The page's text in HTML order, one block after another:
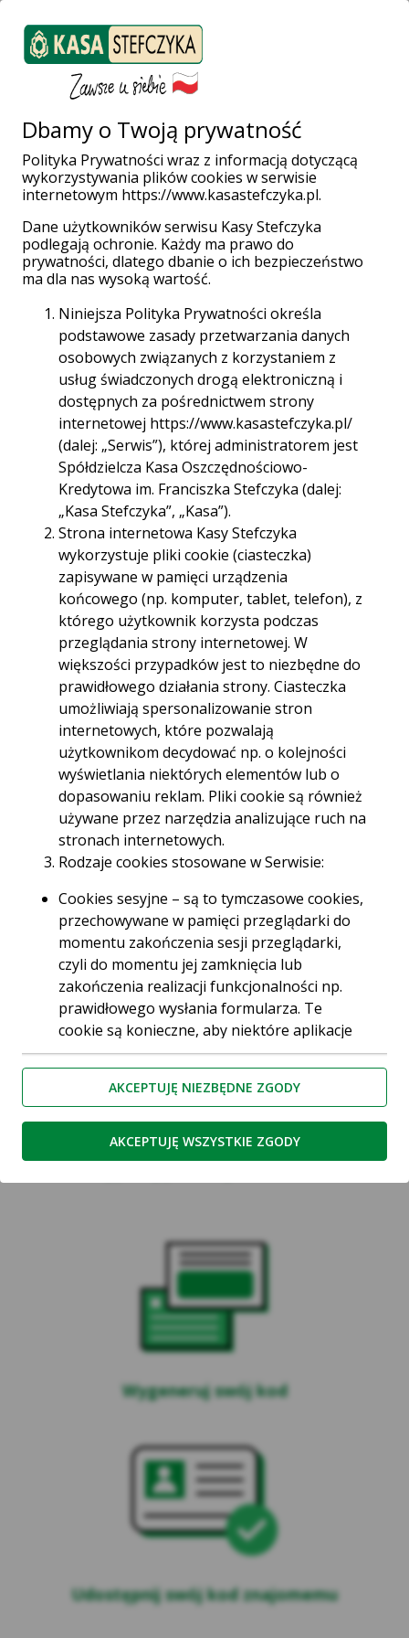
Weź pożyczkę
Załóż konto
Strona główna Klienci indywidualni
Promocje i konkursy
Promocja Poleć Nas
Zgarnij nawet
500 zł!
Zyskaj dodatkowe środki za polecanie usług
Kasy Stefczyka rodzinie i znajomym w
promocji POLEĆ NAS VII! Wystarczy, że
skorzystają oni z naszej oferty i przedstawią
wygenerowany przez Ciebie kod polecający.
Możesz zaprosić aż 10 osób. Za każdą z
nich otrzymasz 50 zł, łącznie nawet 500 zł!
Wystarczą 3 proste kroki, aby
skorzystać z promocji:
Wygeneruj swój kod
Udostępnij swój kod znajomemu
Dbamy o Twoją prywatność
Polityka Prywatności wraz z informacją dotyczącą
wykorzystywania plików cookies w serwisie
internetowym https://www.kasastefczyka.pl.
Dane użytkowników serwisu Kasy Stefczyka
podlegają ochronie. Każdy ma prawo do
prywatności, dlatego dbanie o ich bezpieczeństwo
ma dla nas wysoką wartość.
Niniejsza Polityka Prywatności określa
podstawowe zasady przetwarzania danych
osobowych związanych z korzystaniem z
usług świadczonych drogą elektroniczną i
dostępnych za pośrednictwem strony
internetowej https://www.kasastefczyka.pl/
(dalej: „Serwis”), której administratorem jest
Spółdzielcza Kasa Oszczędnościowo-
Kredytowa im. Franciszka Stefczyka (dalej:
„Kasa Stefczyka”, „Kasa”).
Strona internetowa Kasy Stefczyka
wykorzystuje pliki cookie (ciasteczka)
zapisywane w pamięci urządzenia
końcowego (np. komputer, tablet, telefon), z
którego użytkownik korzysta podczas
przeglądania strony internetowej. W
większości przypadków jest to niezbędne do
prawidłowego działania strony. Ciasteczka
umożliwiają spersonalizowanie stron
internetowych, które pozwalają
użytkownikom decydować np. o kolejności
wyświetlania niektórych elementów lub o
dopasowaniu reklam. Pliki cookie są również
używane przez narzędzia analizujące ruch na
stronach internetowych.
Rodzaje cookies stosowane w Serwisie:
Cookies sesyjne – są to tymczasowe cookies,
przechowywane w pamięci przeglądarki do
momentu zakończenia sesji przeglądarki,
czyli do momentu jej zamknięcia lub
zakończenia realizacji funkcjonalności np.
prawidłowego wysłania formularza. Te
cookie są konieczne, aby niektóre aplikacje
lub funkcjonalności działały poprawnie.
Cookies stałe – dzięki nim ponowne
korzystanie z Serwisu jest łatwiejsze. Te
cookies przechowywane są przez
przeglądarki tak długo jak określono w
parametrach cookies lub do momentu ich
usunięcia przez użytkownika.
zewnętrzne – (ang. third parties cookies) np.
usługę Google Analytics, usługę Facebook
Pixel, wydawców reklamowych, serwerów
firm i dostawców usług (np. systemu
mailingowego albo map umieszczanych na
stronie) współpracujących z Serwisem
internetowym. Te pliki pozwalają między
innymi dostosowywać reklamy do preferencji
skuteczność działań reklamowych (np. dzięki
zliczaniu, ile osób kliknęło w daną reklamę i
przeszło na stronę internetową
reklamodawcy).
*Zaufani Partnerzy Kasy to tzw. Serwisy
Partnerskie, czyli Google, Facebook, Chat, Hotjar,
AKCEPTUJĘ NIEZBĘDNE ZGODY
AKCEPTUJĘ WSZYSTKIE ZGODY